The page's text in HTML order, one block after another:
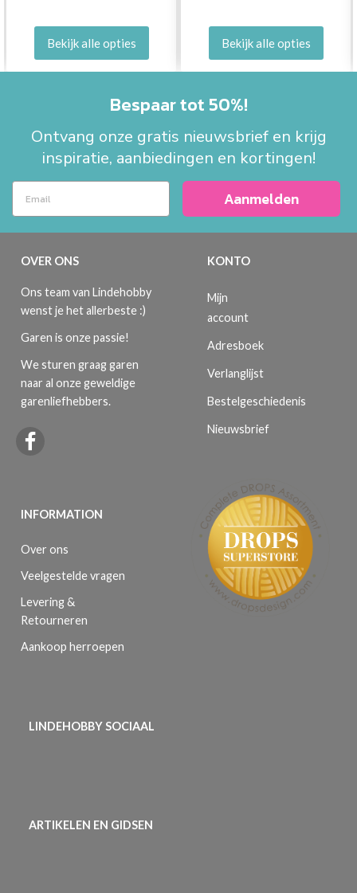
Bekijk alle opties Bekijk alle opties
Bespaar tot 50%!
Ontvang onze gratis nieuwsbrief en krijg
inspiratie, aanbiedingen en kortingen!
Aanmelden
OVER ONS
Ons team van Lindehobby
wenst je het allerbeste :)
Garen is onze passie!
We sturen graag garen
naar al onze geweldige
garenliefhebbers.
INFORMATION
Over ons
Veelgestelde vragen
Levering &
Retourneren
Aankoop herroepen
KONTO
Mijn
account
Adresboek
Verlanglijst
Bestelgeschiedenis
Nieuwsbrief
LINDEHOBBY SOCIAAL
ARTIKELEN EN GIDSEN